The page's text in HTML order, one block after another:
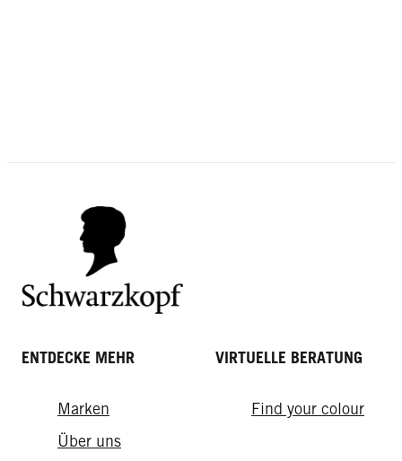
Ultra
Ultra Haarlack
Pure
Pure Haarlack
ENTDECKE MEHR
Marken
Über uns
VIRTUELLE BERATUNG
Find your colour